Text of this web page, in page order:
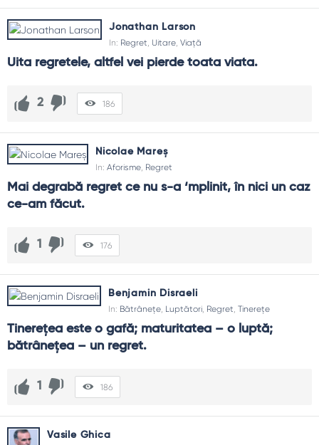
Jonathan Larson
In: Regret, Uitare, Viață
Uita regretele, altfel vei pierde toata viata.
2 186
Nicolae Mareș
In: Aforisme, Regret
Mai degrabă regret ce nu s-a ‘mplinit, în nici un caz
ce-am făcut.
1 176
Benjamin Disraeli
In: Bătrânețe, Luptători, Regret, Tinerețe
Tinereţea este o gafă; maturitatea – o luptă;
bătrâneţea – un regret.
1 186
Vasile Ghica